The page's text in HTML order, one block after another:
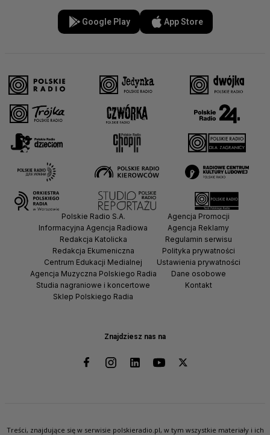
Google Play App Store
Znajdziesz nas na
Polskie Radio S.A.
Informacyjna Agencja Radiowa
Redakcja Katolicka
Redakcja Ekumeniczna
Centrum Edukacji Medialnej
Agencja Muzyczna Polskiego Radia
Studia nagraniowe i koncertowe
Sklep Polskiego Radia
Agencja Promocji
Agencja Reklamy
Regulamin serwisu
Polityka prywatności
Ustawienia prywatności
Dane osobowe
Kontakt
Treści, znajdujące się w serwisie polskieradio.pl, w tym wszystkie materiały i ich